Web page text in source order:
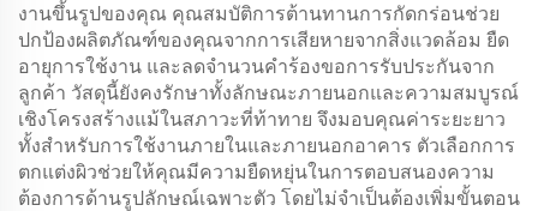
งานขึ้นรูปของคุณ คุณสมบัติการต้านทานการกัดกร่อนช่วย
ปกป้องผลิตภัณฑ์ของคุณจากการเสียหายจากสิ่งแวดล้อม ยืด
อายุการใช้งาน และลดจำนวนคำร้องขอการรับประกันจาก
ลูกค้า วัสดุนี้ยังคงรักษาทั้งลักษณะภายนอกและความสมบูรณ์
เชิงโครงสร้างแม้ในสภาวะที่ท้าทาย จึงมอบคุณค่าระยะยาว
ทั้งสำหรับการใช้งานภายในและภายนอกอาคาร ตัวเลือกการ
ตกแต่งผิวช่วยให้คุณมีความยืดหยุ่นในการตอบสนองความ
ต้องการด้านรูปลักษณ์เฉพาะตัว โดยไม่จำเป็นต้องเพิ่มขั้นตอน